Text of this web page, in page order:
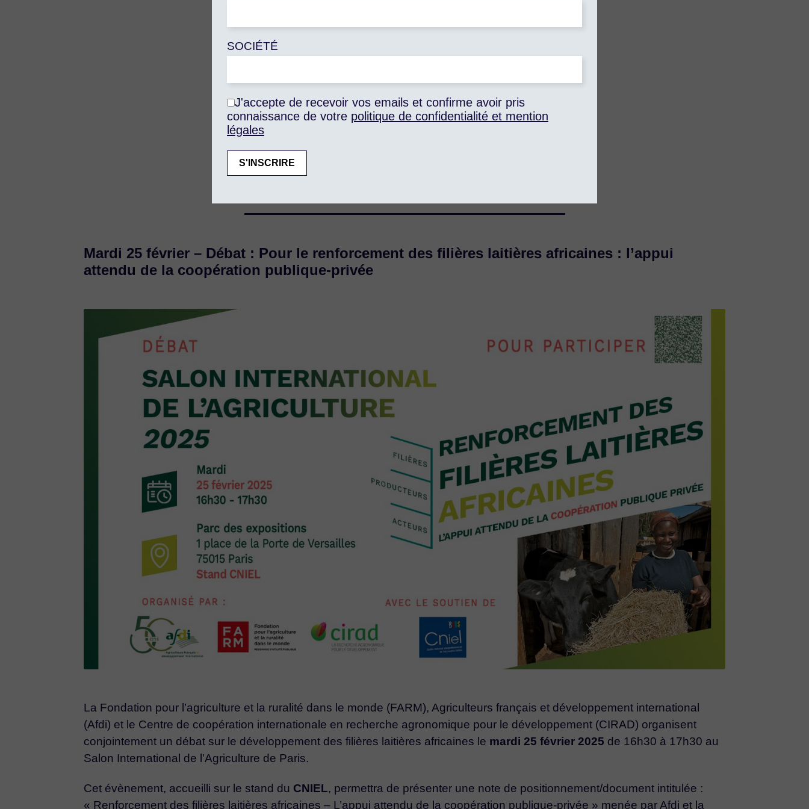
Horaires : 15h – 16h
Salon International de l’Agriculture
Accès : Métro ligne 12, station Porte de Versailles – sortie 2
Mardi 25 février – Débat : Pour le renforcement des filières laitières africaines : l’appui
attendu de la coopération publique-privée
La Fondation pour l’agriculture et la ruralité dans le monde (FARM), Agriculteurs français et développement international
(Afdi) et le Centre de coopération internationale en recherche agronomique pour le développement (CIRAD) organisent
conjointement un débat sur le développement des filières laitières africaines le mardi 25 février 2025 de 16h30 à 17h30 au
Salon International de l’Agriculture de Paris.
Cet évènement, accueilli sur le stand du CNIEL, permettra de présenter une note de positionnement/document intitulée :
« Renforcement des filières laitières africaines – L’appui attendu de la coopération publique-privée » menée par Afdi et la
SOCIÉTÉ
J'accepte de recevoir vos emails et confirme avoir pris
connaissance de votre politique de confidentialité et mention
légales